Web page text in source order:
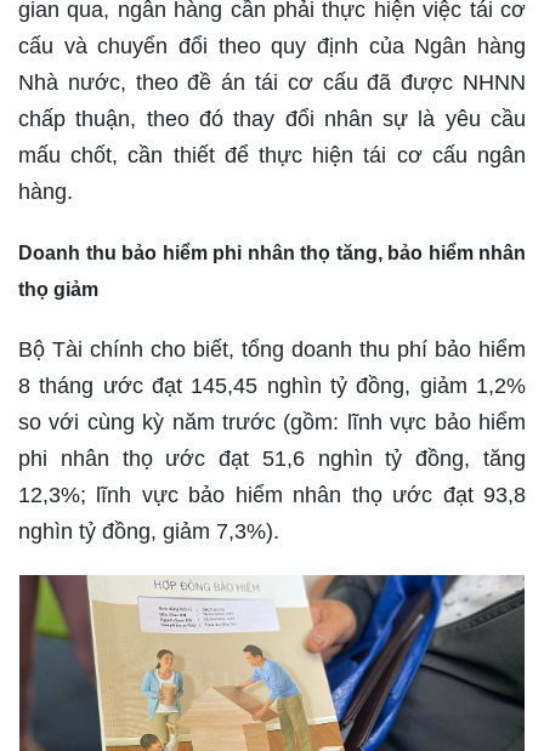
gian qua, ngân hàng cần phải thực hiện việc tái cơ
cấu và chuyển đổi theo quy định của Ngân hàng
Nhà nước, theo đề án tái cơ cấu đã được NHNN
chấp thuận, theo đó thay đổi nhân sự là yêu cầu
mấu chốt, cần thiết để thực hiện tái cơ cấu ngân
hàng.
Doanh thu bảo hiểm phi nhân thọ tăng, bảo hiểm nhân
thọ giảm
Bộ Tài chính cho biết, tổng doanh thu phí bảo hiểm
8 tháng ước đạt 145,45 nghìn tỷ đồng, giảm 1,2%
so với cùng kỳ năm trước (gồm: lĩnh vực bảo hiểm
phi nhân thọ ước đạt 51,6 nghìn tỷ đồng, tăng
12,3%; lĩnh vực bảo hiểm nhân thọ ước đạt 93,8
nghìn tỷ đồng, giảm 7,3%).